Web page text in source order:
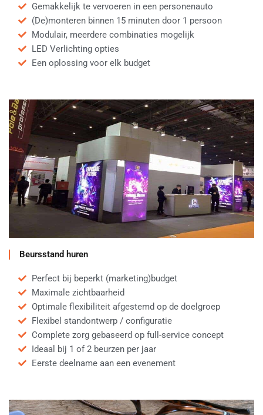
Gemakkelijk te vervoeren in een personenauto
(De)monteren binnen 15 minuten door 1 persoon
Modulair, meerdere combinaties mogelijk
LED Verlichting opties
Een oplossing voor elk budget
Beursstand huren
Perfect bij beperkt (marketing)budget
Maximale zichtbaarheid
Optimale flexibiliteit afgestemd op de doelgroep
Flexibel standontwerp / configuratie
Complete zorg gebaseerd op full-service concept
Ideaal bij 1 of 2 beurzen per jaar
Eerste deelname aan een evenement